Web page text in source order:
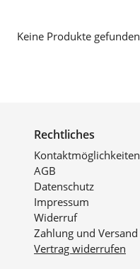
Keine Produkte gefunden
Rechtliches
Kontaktmöglichkeiten
AGB
Datenschutz
Impressum
Widerruf
Zahlung und Versand
Vertrag widerrufen